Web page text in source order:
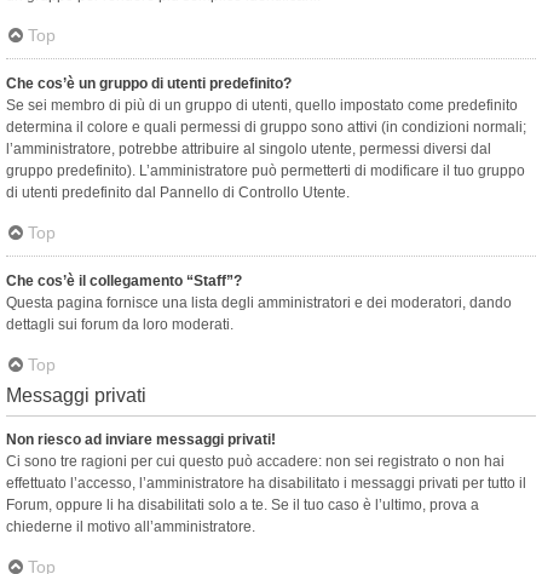
Top
Che cos’è un gruppo di utenti predefinito?
Se sei membro di più di un gruppo di utenti, quello impostato come predefinito
determina il colore e quali permessi di gruppo sono attivi (in condizioni normali;
l’amministratore, potrebbe attribuire al singolo utente, permessi diversi dal
gruppo predefinito). L’amministratore può permetterti di modificare il tuo gruppo
di utenti predefinito dal Pannello di Controllo Utente.
Top
Che cos’è il collegamento “Staff”?
Questa pagina fornisce una lista degli amministratori e dei moderatori, dando
dettagli sui forum da loro moderati.
Top
Messaggi privati
Non riesco ad inviare messaggi privati!
Ci sono tre ragioni per cui questo può accadere: non sei registrato o non hai
effettuato l’accesso, l’amministratore ha disabilitato i messaggi privati per tutto il
Forum, oppure li ha disabilitati solo a te. Se il tuo caso è l’ultimo, prova a
chiederne il motivo all’amministratore.
Top